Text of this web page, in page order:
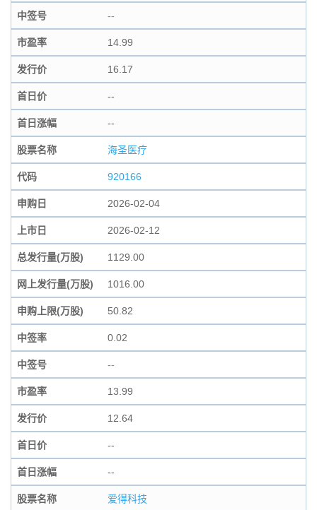
中签号 --
市盈率 14.99
发行价 16.17
首日价 --
首日涨幅 --
股票名称 海圣医疗
代码 920166
申购日 2026-02-04
上市日 2026-02-12
总发行量(万股) 1129.00
网上发行量(万股) 1016.00
申购上限(万股) 50.82
中签率 0.02
中签号 --
市盈率 13.99
发行价 12.64
首日价 --
首日涨幅 --
股票名称 爱得科技